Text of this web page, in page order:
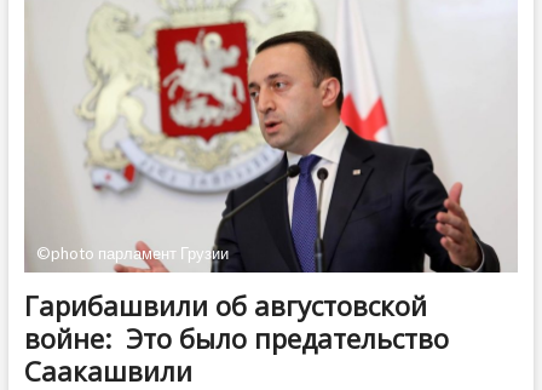
по
открытию
Грузии
«второго
фронта»
разрушены
©photo парламент Грузии
Гарибашвили об августовской
войне: Это было предательство
Саакашвили